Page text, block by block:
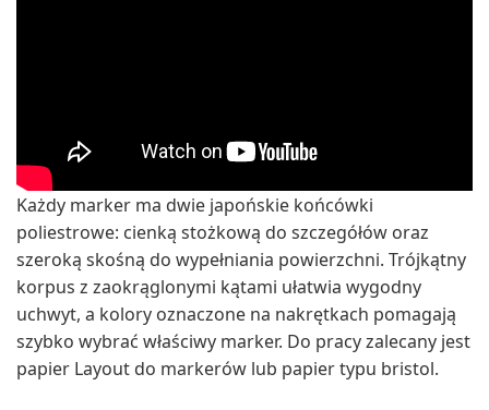
Każdy marker ma dwie japońskie końcówki
poliestrowe: cienką stożkową do szczegółów oraz
szeroką skośną do wypełniania powierzchni. Trójkątny
korpus z zaokrąglonymi kątami ułatwia wygodny
uchwyt, a kolory oznaczone na nakrętkach pomagają
szybko wybrać właściwy marker. Do pracy zalecany jest
papier Layout do markerów lub papier typu bristol.